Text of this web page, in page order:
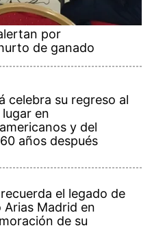
por
de ganado
celebra su regreso al
en
y del
años después
el legado de
Arias Madrid en
de su